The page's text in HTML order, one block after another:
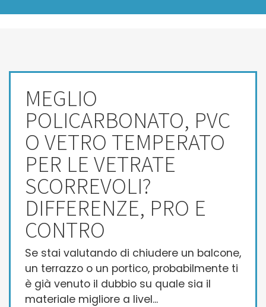
MEGLIO
POLICARBONATO, PVC
O VETRO TEMPERATO
PER LE VETRATE
SCORREVOLI?
DIFFERENZE, PRO E
CONTRO
Se stai valutando di chiudere un balcone,
un terrazzo o un portico, probabilmente ti
è già venuto il dubbio su quale sia il
materiale migliore a livel...